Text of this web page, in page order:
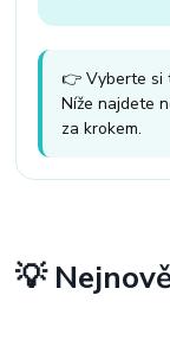
👉 Vyberte si
Níže najdete
za krokem.
💡